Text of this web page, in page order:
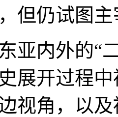
但仍试图
亚内外的“
展开过程
视角，以